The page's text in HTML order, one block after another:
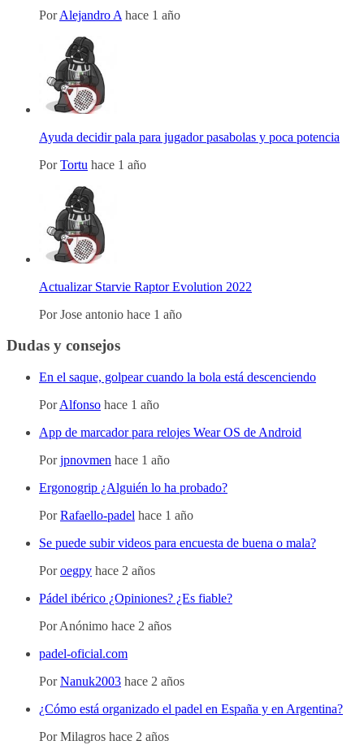
PorAlejandro A hace 1 año
Ayuda decidir pala para jugador pasabolas y poca potencia
PorTortu hace 1 año
Actualizar Starvie Raptor Evolution 2022
PorJose antonio hace 1 año
Dudas y consejos
En el saque, golpear cuando la bola está descenciendo
PorAlfonso hace 1 año
App de marcador para relojes Wear OS de Android
Porjpnovmen hace 1 año
Ergonogrip ¿Alguién lo ha probado?
PorRafaello-padel hace 1 año
Se puede subir videos para encuesta de buena o mala?
Poroegpy hace 2 años
Pádel ibérico ¿Opiniones? ¿Es fiable?
PorAnónimo hace 2 años
padel-oficial.com
PorNanuk2003 hace 2 años
¿Cómo está organizado el padel en España y en Argentina?
PorMilagros hace 2 años